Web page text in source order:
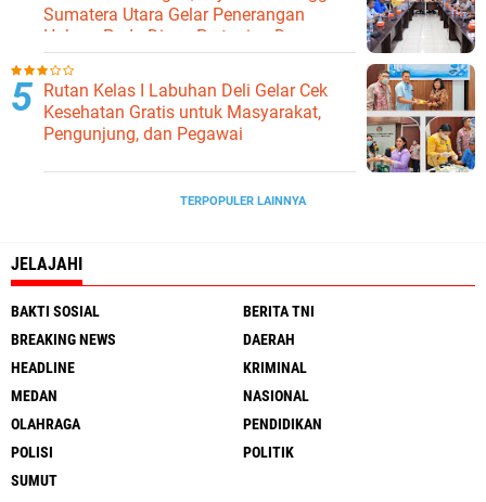
Sumatera Utara Gelar Penerangan
Hukum Pada Dinas Pertanian Dan
Ketahanan Pangan
Rutan Kelas I Labuhan Deli Gelar Cek
Kesehatan Gratis untuk Masyarakat,
Pengunjung, dan Pegawai
TERPOPULER LAINNYA
JELAJAHI
BAKTI SOSIAL
BERITA TNI
BREAKING NEWS
DAERAH
HEADLINE
KRIMINAL
MEDAN
NASIONAL
OLAHRAGA
PENDIDIKAN
POLISI
POLITIK
SUMUT